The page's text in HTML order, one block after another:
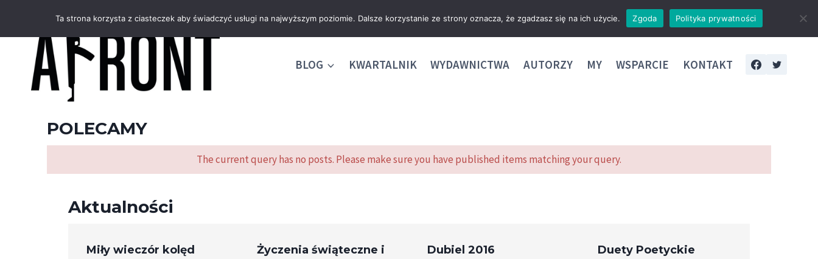
BLOG KWARTALNIK WYDAWNICTWA AUTORZY MY WSPARCIE KONTAKT
POLECAMY
The current query has no posts. Please make sure you have published items matching your query.
Aktualności
Miły wieczór kolęd
Życzenia świąteczne i
Dubiel 2016 Duety Poetyckie
Ta strona korzysta z ciasteczek aby świadczyć usługi na najwyższym poziomie. Dalsze korzystanie ze strony oznacza, że zgadzasz się na ich użycie. Zgoda Polityka prywatności